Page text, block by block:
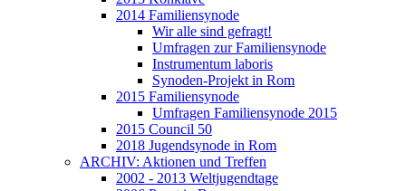
2014 Familiensynode
Wir alle sind gefragt!
Umfragen zur Familiensynode
Instrumentum laboris
Synoden-Projekt in Rom
2015 Familiensynode
Umfragen Familiensynode 2015
2015 Council 50
2018 Jugendsynode in Rom
ARCHIV: Aktionen und Treffen
2002 - 2013 Weltjugendtage